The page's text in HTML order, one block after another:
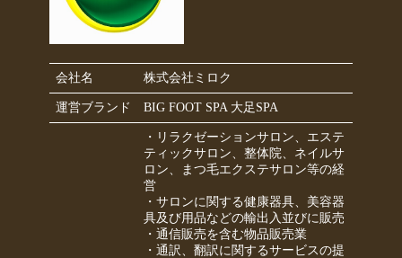
会社名 株式会社ミロク
運営ブランド BIG FOOT SPA 大足SPA
・リラクゼーションサロン、エステ
ティックサロン、整体院、ネイルサ
ロン、まつ毛エクステサロン等の経
営
・サロンに関する健康器具、美容器
具及び用品などの輸出入並びに販売
・通信販売を含む物品販売業
・通訳、翻訳に関するサービスの提